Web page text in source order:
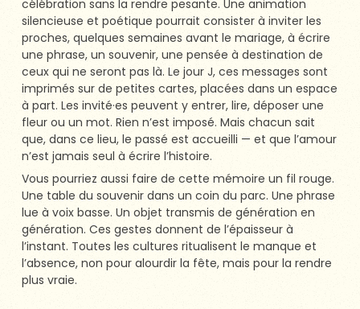
célébration sans la rendre pesante. Une animation
silencieuse et poétique pourrait consister à inviter les
proches, quelques semaines avant le mariage, à écrire
une phrase, un souvenir, une pensée à destination de
ceux qui ne seront pas là. Le jour J, ces messages sont
imprimés sur de petites cartes, placées dans un espace
à part. Les invité·es peuvent y entrer, lire, déposer une
fleur ou un mot. Rien n’est imposé. Mais chacun sait
que, dans ce lieu, le passé est accueilli — et que l’amour
n’est jamais seul à écrire l’histoire.
Vous pourriez aussi faire de cette mémoire un fil rouge.
Une table du souvenir dans un coin du parc. Une phrase
lue à voix basse. Un objet transmis de génération en
génération. Ces gestes donnent de l’épaisseur à
l’instant. Toutes les cultures ritualisent le manque et
l’absence, non pour alourdir la fête, mais pour la rendre
plus vraie.